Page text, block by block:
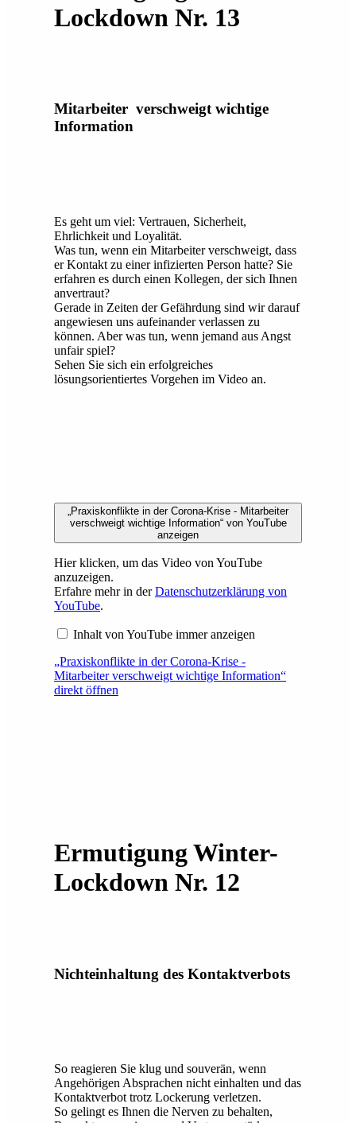
Lockdown Nr. 13
Mitarbeiter verschweigt wichtige
Information
Es geht um viel: Vertrauen, Sicherheit,
Ehrlichkeit und Loyalität.
Was tun, wenn ein Mitarbeiter verschweigt, dass
er Kontakt zu einer infizierten Person hatte? Sie
erfahren es durch einen Kollegen, der sich Ihnen
anvertraut?
Gerade in Zeiten der Gefährdung sind wir darauf
angewiesen uns aufeinander verlassen zu
können. Aber was tun, wenn jemand aus Angst
unfair spiel?
Sehen Sie sich ein erfolgreiches
lösungsorientiertes Vorgehen im Video an.
„Praxiskonflikte in der Corona-Krise - Mitarbeiter
verschweigt wichtige Information“ von YouTube
anzeigen
Hier klicken, um das Video von YouTube
anzuzeigen.
Erfahre mehr in derDatenschutzerklärung von
YouTube.
Inhalt von YouTube immer anzeigen
„Praxiskonflikte in der Corona-Krise -
Mitarbeiter verschweigt wichtige Information“
direkt öffnen
Ermutigung Winter-
Lockdown Nr. 12
Nichteinhaltung des Kontaktverbots
So reagieren Sie klug und souverän, wenn
Angehörigen Absprachen nicht einhalten und das
Kontaktverbot trotz Lockerung verletzen.
So gelingt es Ihnen die Nerven zu behalten,